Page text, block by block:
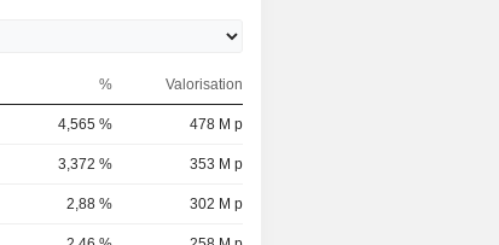
% Valorisation
4,565 % 478 M p
3,372 % 353 M p
2,88 % 302 M p